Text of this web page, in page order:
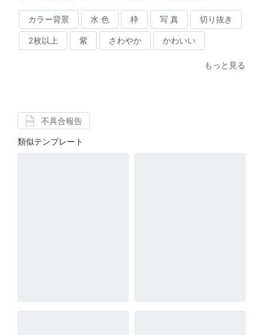
カラー背景 水 色 枠 写 真 切り抜き
2枚以上 紫 さわやか かわいい
もっと見る
不具合報告
類似テンプレート